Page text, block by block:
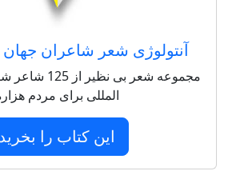
آنتولوژی شعر شاعران جهان
مجموعه شعر بی
المللی برای مردم
این کتاب را بخرید